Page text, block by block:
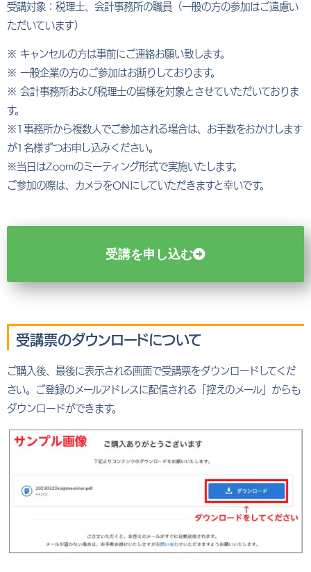
受講対象：税理士、会計事務所の職員（一般の方の参加はご遠慮い
ただいています）
※ キャンセルの方は事前にご連絡お願い致します。
※ 一般企業の方のご参加はお断りしております。
※ 会計事務所および税理士の皆様を対象とさせていただいておりま
す。
※1事務所から複数人でご参加される場合は、お手数をおかけします
が1名様ずつお申し込みください。
※当日はZoomのミーティング形式で実施いたします。
ご参加の際は、カメラをONにしていただきますと幸いです。
受講を申し込む
受講票のダウンロードについて
ご購入後、最後に表示される画面で受講票をダウンロードしてくだ
さい。ご登録のメールアドレスに配信される「控えのメール」からも
ダウンロードができます。